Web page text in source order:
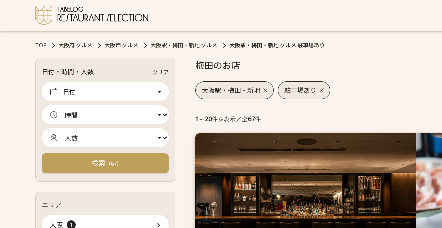
TOP 大阪府 グルメ 大阪市 グルメ 大阪駅・梅田・新地 グルメ 大阪駅・梅田・新地 グルメ 駐車場あり
日付・時間・人数 クリア
日付
検索 （67）
エリア
大阪 1
梅田のお店
大阪駅・梅田・新地 駐車場あり
1 ～20件を表示／全67件